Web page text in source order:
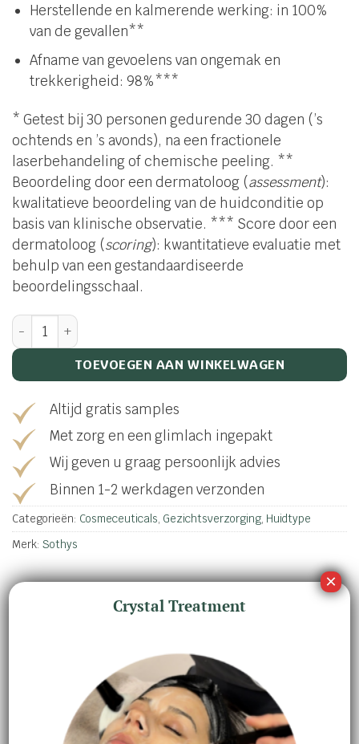
Herstellende en kalmerende werking: in 100%
van de gevallen**
Afname van gevoelens van ongemak en
trekkerigheid: 98%***
* Getest bij 30 personen gedurende 30 dagen (’s
ochtends en ’s avonds), na een fractionele
laserbehandeling of chemische peeling. **
Beoordeling door een dermatoloog (assessment):
kwalitatieve beoordeling van de huidconditie op
basis van klinische observatie. *** Score door een
dermatoloog (scoring): kwantitatieve evaluatie met
behulp van een gestandaardiseerde
beoordelingsschaal.
Repair Balm aantal
TOEVOEGEN AAN WINKELWAGEN
Altijd gratis samples
Met zorg en een glimlach ingepakt
Wij geven u graag persoonlijk advies
Binnen 1-2 werkdagen verzonden
Categorieën: Cosmeceuticals, Gezichtsverzorging, Huidtype
Merk: Sothys
AANVULLENDE INFORMATIE
Crystal Treatment